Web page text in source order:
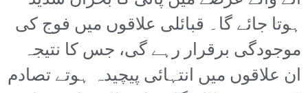
ہوتا جائے گا۔ قبائلی علاقوں میں فوج کی
موجودگی برقرار رہے گی، جس کا نتیجہ
ان علاقوں میں انتہائی پیچیدہ ہوتے تصادم